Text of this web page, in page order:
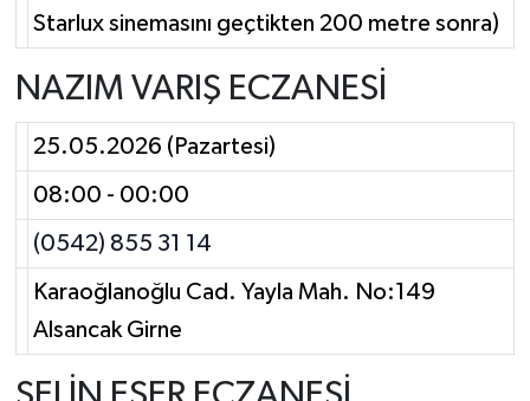
Starlux sinemasını geçtikten 200 metre sonra)
NAZIM VARIŞ ECZANESİ
25.05.2026 (Pazartesi)
08:00 - 00:00
(0542) 855 31 14
Karaoğlanoğlu Cad. Yayla Mah. No:149
Alsancak Girne